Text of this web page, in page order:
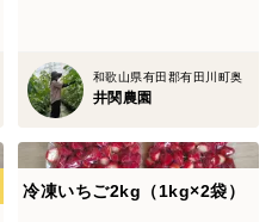
和歌山県有田郡有田川町奥
井関農園
冷凍いちご2kg（1kg×2袋）